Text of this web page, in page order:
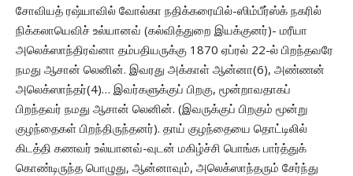
சோவியத் ரஷ்யாவில் வோல்கா நதிக்கரையில்-ஸிம்பீர்ஸ்க் நகரில்
நிக்கலாயெவிச் உல்யானவ் (கல்வித்துறை இயக்குனர்)- மரீயா
அலெக்ஸாந்திரவ்னா தம்பதியருக்கு 1870 ஏப்ரல் 22-ல் பிறந்தவரே
நமது ஆசான் லெனின். இவரது அக்காள் ஆன்னா(6), அண்ணன்
அலெக்ஸாந்தர்(4)… இவர்களுக்குப் பிறகு, மூன்றாவதாகப்
பிறந்தவர் நமது ஆசான் லெனின். (இவருக்குப் பிறகும் மூன்று
குழந்தைகள் பிறந்திருந்தனர்). தாய் குழந்தையை தொட்டிலில்
கிடத்தி கணவர் உல்யானவ்-வுடன் மகிழ்ச்சி பொங்க பார்த்துக்
கொண்டிருந்த பொழுது, ஆன்னாவும், அலெக்ஸாந்தரும் சேர்ந்து